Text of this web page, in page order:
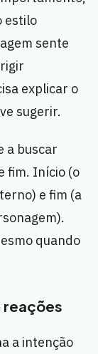
estilo
sente
explicar o
sugerir.
a buscar
fim. Início (o
e fim (a
quando
reações
a intenção